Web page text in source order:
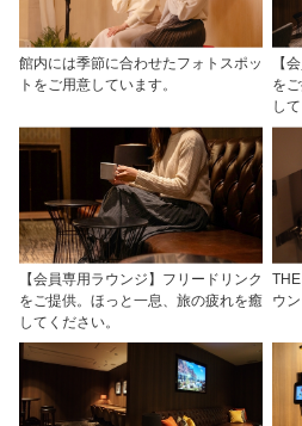
館内には季節に合わせたフォトスポッ
トをご用意しています。
【
を
し
【会員専用ラウンジ】フリードリンク
をご提供。ほっと一息、旅の疲れを癒
してください。
ウ